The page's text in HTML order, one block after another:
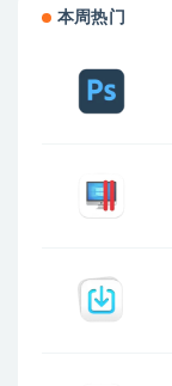
本周热门